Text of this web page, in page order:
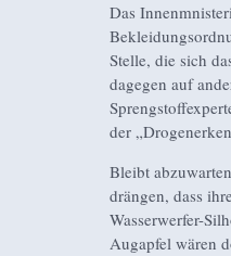
Das
Stelle, die sich
dagegen auf
der
Bleibt
drängen, dass
Wasserwerfer-
Augapfel wären